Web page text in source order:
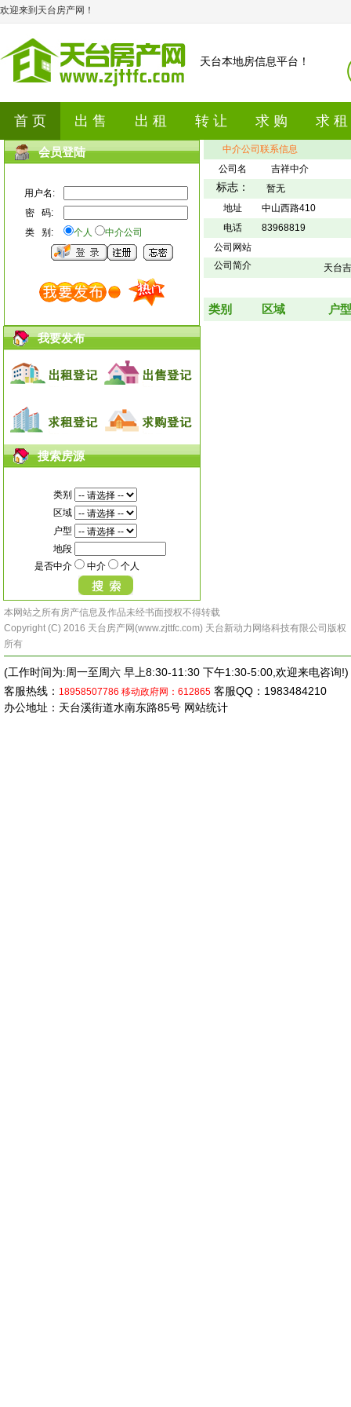
欢迎来到天台房产网！
天台本地房信息平台！
首 页 出 售 出 租 转 让 求 购 求 租
会员登陆
用户名:
密 码:
类 别:
个人 中介公司
我要发布
搜索房源
类别
区域
户型
地段
是否中介
中介 个人
中介公司联系信息
公司名
吉祥中介
标志：
暂无
地址
中山西路410
电话
83968819
公司网站
公司简介
天台
类别 区域 户型
本网站之所有房产信息及作品未经书面授权不得转载
Copyright (C) 2016 天台房产网(www.zjttfc.com) 天台新动力网络科技有限公司版权
所有
(工作时间为:周一至周六 早上8:30-11:30 下午1:30-5:00,欢迎来电咨询!)
客服热线： 18958507786 移动政府网：612865 客服QQ：1983484210
办公地址：天台溪街道水南东路85号 网站统计